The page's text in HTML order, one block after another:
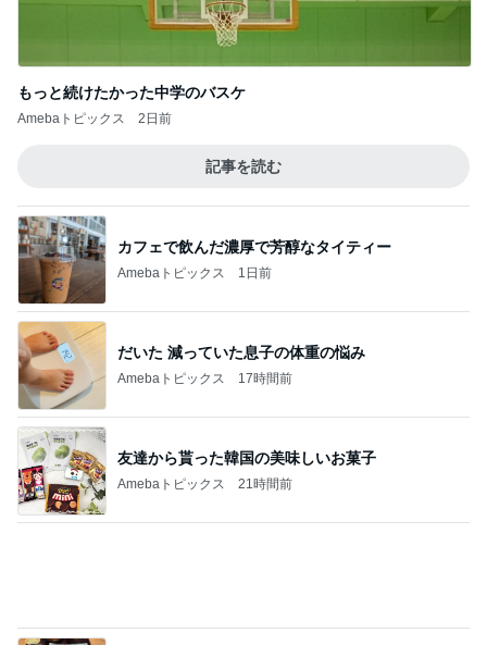
もっと続けたかった中学のバスケ
Amebaトピックス 2日前
記事を読む
カフェで飲んだ濃厚で芳醇なタイティー
Amebaトピックス 1日前
だいた 減っていた息子の体重の悩み
Amebaトピックス 17時間前
友達から貰った韓国の美味しいお菓子
Amebaトピックス 21時間前